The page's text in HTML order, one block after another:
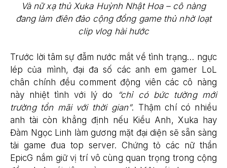
Và nữ xạ thủ Xuka Huỳnh Nhật Hoa – cô nàng
đang làm điên đảo cộng đồng game thủ nhờ loạt
clip vlog hài hước
Trước lời tâm sự đẫm nước mắt về tình trạng… ngực
lép của mình, đại đa số các anh em gamer LoL
chân chính đều comment động viên các cô nàng
này nhiệt tình với lý do
“chỉ có bức tường mới
trường tồn mãi với thời gian”. Thậm chí có nhiều
anh tài còn khẳng định nếu Kiều Anh, Xuka hay
Đàm Ngọc Linh làm gương mặt đại diện sẽ sẵn sàng
tải game đua top server. Chứng tỏ các nữ thần
EpicG nắm giữ vị trí vô cùng quan trọng trong cộng